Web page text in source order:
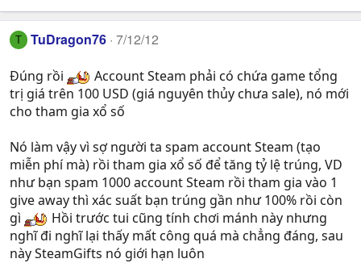
T TuDragon76 7/12/12
Đúng rồi
Account Steam phải có chứa game tổng
trị giá trên 100 USD (giá nguyên thủy chưa sale), nó mới
cho tham gia xổ số
Nó làm vậy vì sợ người ta spam account Steam (tạo
miễn phí mà) rồi tham gia xổ số để tăng tỷ lệ trúng, VD
như bạn spam 1000 account Steam rồi tham gia vào 1
give away thì xác suất bạn trúng gần như 100% rồi còn
gì
Hồi trước tui cũng tính chơi mánh này nhưng
nghĩ đi nghĩ lại thấy mất công quá mà chẳng đáng, sau
này SteamGifts nó giới hạn luôn